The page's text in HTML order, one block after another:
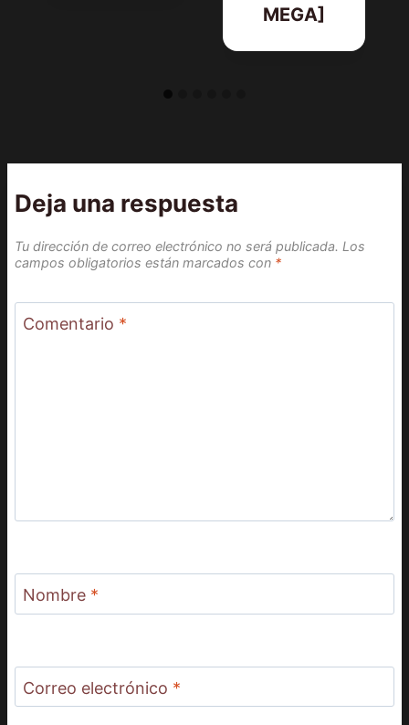
MEGA]
Deja una respuesta
Tu dirección de correo electrónico no será publicada. Los
campos obligatorios están marcados con *
Comentario *
Nombre *
Correo electrónico *